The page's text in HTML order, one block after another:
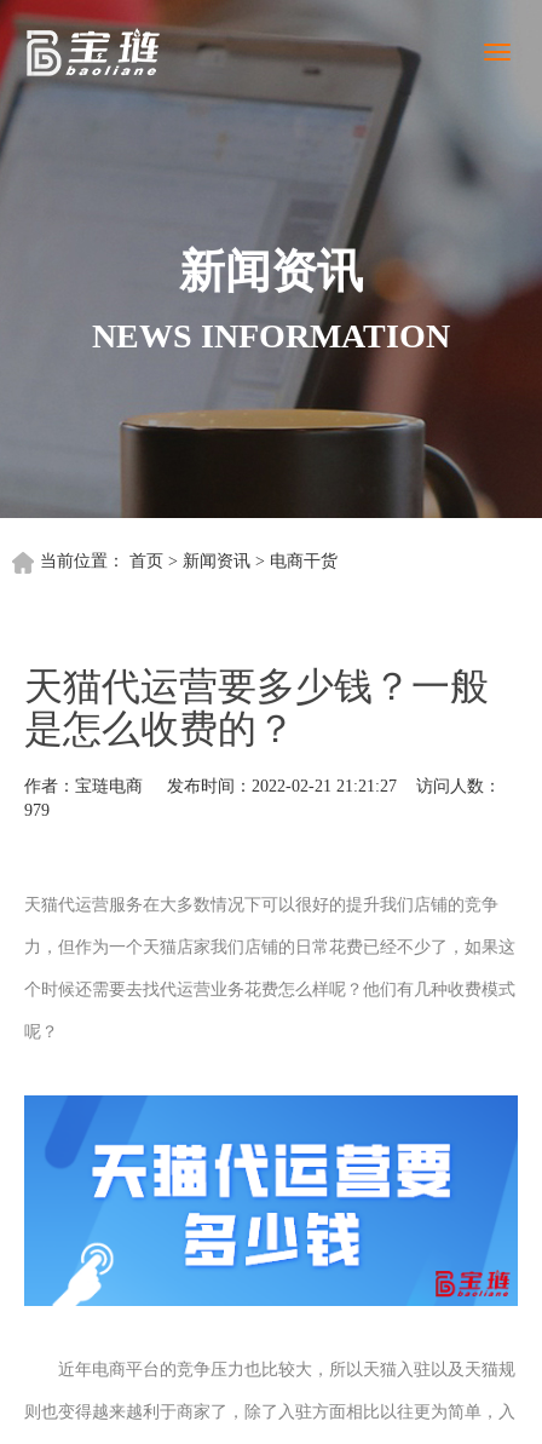
Toggle
新闻资讯
NEWS INFORMATION
当前位置： 首页 > 新闻资讯> 电商干货
天猫代运营要多少钱？一般
是怎么收费的？
作者：宝琏电商 发布时间：2022-02-21 21:21:27 访问人数：
979
天猫代运营服务在大多数情况下可以很好的提升我们店铺的竞争
力，但作为一个天猫店家我们店铺的日常花费已经不少了，如果这
个时候还需要去找代运营业务花费怎么样呢？他们有几种收费模式
呢？
近年电商平台的竞争压力也比较大，所以天猫入驻以及天猫规
则 也变得越来越利于商家了 ， 除了 入驻方面相比以往更为简单，入